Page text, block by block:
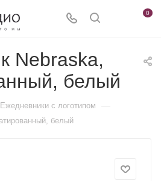
0
Nebraska,
белый
Ежедневники c логотипом —
белый